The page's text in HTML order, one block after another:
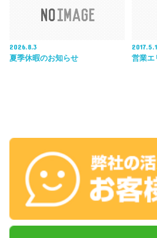
2026.8.3
夏季休暇のお知らせ
2017.5.1
営業エ